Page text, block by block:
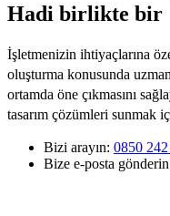
Hadi birlikte bir
İşletmenizin ihtiyaçlarına
oluşturma konusunda
ortamda öne çıkmasını
tasarım çözümleri sunmak
Bizi arayın: 0850
Bize e-posta